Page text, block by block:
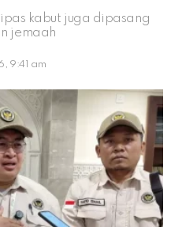
kabut juga dipasang
jemaah
9:41 am